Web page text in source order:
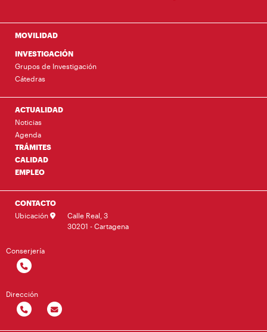
MOVILIDAD
INVESTIGACIÓN
Grupos de Investigación
Cátedras
ACTUALIDAD
Noticias
Agenda
TRÁMITES
CALIDAD
EMPLEO
CONTACTO
Ubicación
Calle Real, 3
30201 - Cartagena
Conserjería
Dirección